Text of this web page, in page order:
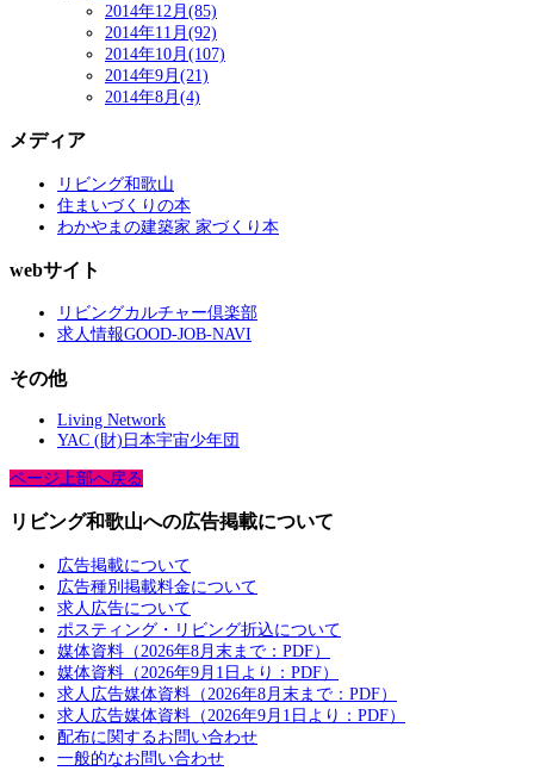
2014年12月(85)
2014年11月(92)
2014年10月(107)
2014年9月(21)
2014年8月(4)
メディア
リビング和歌山
住まいづくりの本
わかやまの建築家 家づくり本
webサイト
リビングカルチャー倶楽部
求人情報GOOD-JOB-NAVI
その他
Living Network
YAC (財)日本宇宙少年団
ページ上部へ戻る
リビング和歌山への広告掲載について
広告掲載について
広告種別掲載料金について
求人広告について
ポスティング・リビング折込について
媒体資料（2026年8月末まで：PDF）
媒体資料（2026年9月1日より：PDF）
求人広告媒体資料（2026年8月末まで：PDF）
求人広告媒体資料（2026年9月1日より：PDF）
配布に関するお問い合わせ
一般的なお問い合わせ